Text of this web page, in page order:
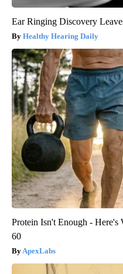
Ear Ringing Discovery
Healthy Hearing Daily
Protein Isn't Enough -
60
ApexLabs